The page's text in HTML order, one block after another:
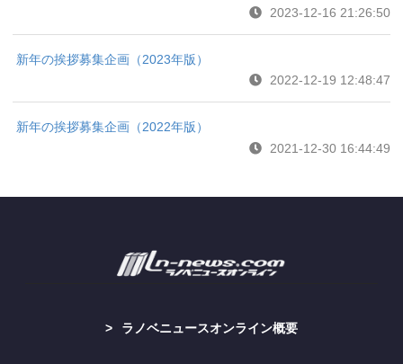
2023-12-16 21:26:50
新年の挨拶募集企画（2023年版）
2022-12-19 12:48:47
新年の挨拶募集企画（2022年版）
2021-12-30 16:44:49
ラノベニュースオンライン概要